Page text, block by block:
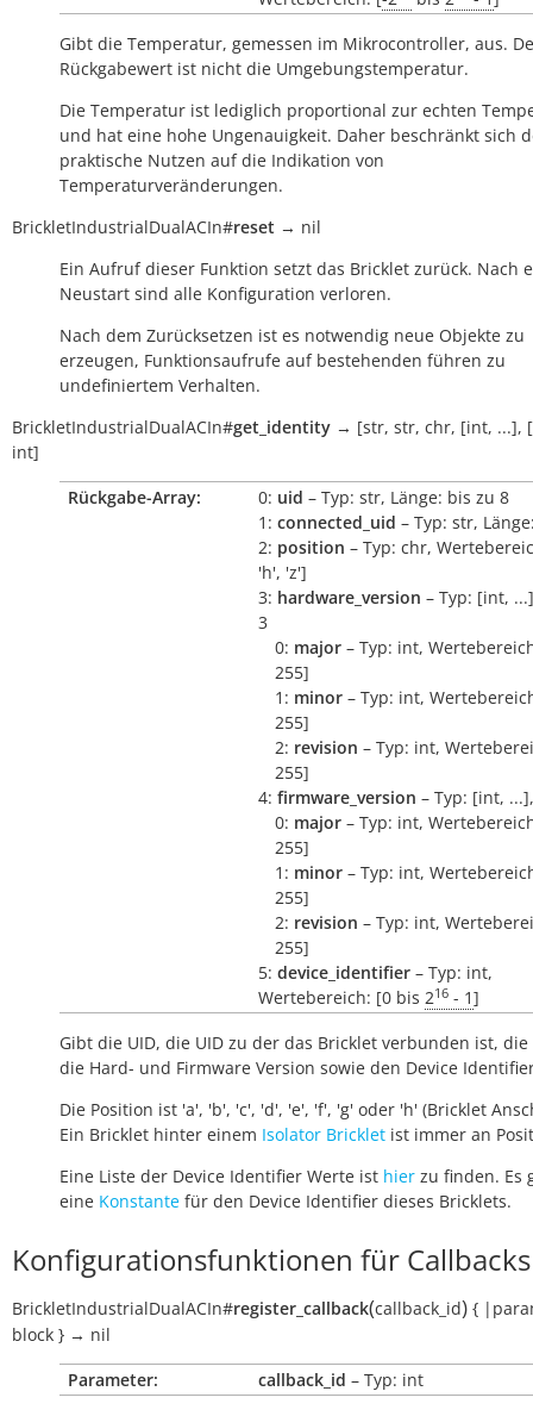
Gibt die Temperatur, gemessen im Mikrocontroller, aus.
Rückgabewert ist nicht die Umgebungstemperatur.
Die Temperatur ist lediglich proportional zur echten
und hat eine hohe Ungenauigkeit. Daher beschränkt sich
praktische Nutzen auf die Indikation von
Temperaturveränderungen.
BrickletIndustrialDualACIn#reset → nil
Ein Aufruf dieser Funktion setzt das Bricklet zurück. Nach
Neustart sind alle Konfiguration verloren.
Nach dem Zurücksetzen ist es notwendig neue Objekte zu
erzeugen, Funktionsaufrufe auf bestehenden führen zu
undefiniertem Verhalten.
BrickletIndustrialDualACIn#get_identity → [str, str, chr, [int, ...],
int]
Rückgabe-Array:
0: uid – Typ: str, Länge: bis zu 8
1: connected_uid – Typ: str,
2: position – Typ: chr,
'h', 'z']
3: hardware_version – Typ: [int,
3
0: major – Typ: int,
255]
1: minor – Typ: int,
255]
2: revision – Typ: int,
255]
4: firmware_version – Typ: [int,
0: major – Typ: int,
255]
1: minor – Typ: int,
255]
2: revision – Typ: int,
255]
5: device_identifier – Typ: int,
Wertebereich: [0 bis 216 - 1]
Gibt die UID, die UID zu der das Bricklet verbunden ist, die
die Hard- und Firmware Version sowie den Device
Die Position ist 'a', 'b', 'c', 'd', 'e', 'f', 'g' oder 'h' (Bricklet
Ein Bricklet hinter einem Isolator Bricklet ist immer an
Eine Liste der Device Identifier Werte ist hier zu finden. Es
eine Konstante für den Device Identifier dieses Bricklets.
Konfigurationsfunktionen für Callbacks
BrickletIndustrialDualACIn#register_callback(callback_id) {
block } → nil
Parameter:
callback_id – Typ: int